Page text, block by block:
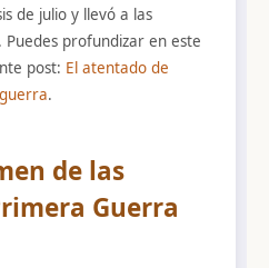
de julio y llevó a las
profundizar en este
post: El atentado de
.
de las
Guerra